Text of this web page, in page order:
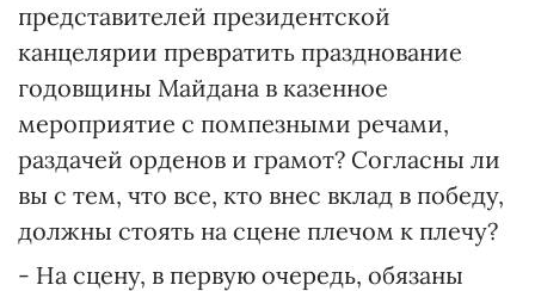
представителей президентской
канцелярии превратить празднование
годовщины Майдана в казенное
мероприятие с помпезными речами,
раздачей орденов и грамот? Согласны ли
вы с тем, что все, кто внес вклад в победу,
должны стоять на сцене плечом к плечу?
- На сцену, в первую очередь, обязаны